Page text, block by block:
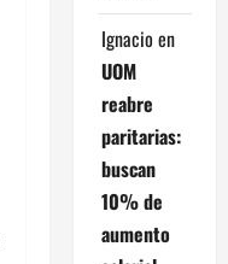
Ignacio en
UOM
reabre
paritarias:
buscan
10% de
aumento